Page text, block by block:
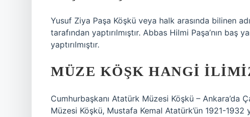
Yusuf Ziya Paşa Köşkü veya halk arasında bilinen
tarafından yaptırılmıştır. Abbas Hilmi Paşa’nın baş
yaptırılmıştır.
MÜZE KÖŞK HANGI
Cumhurbaşkanı Atatürk Müzesi Köşkü – Ankara’da
Müzesi Köşkü, Mustafa Kemal Atatürk’ün 1921-1932